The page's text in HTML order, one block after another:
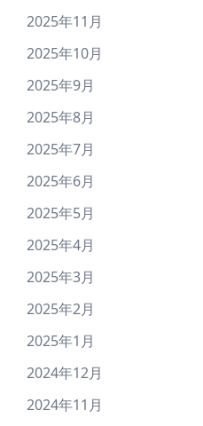
2025年11月
2025年10月
2025年9月
2025年8月
2025年7月
2025年6月
2025年5月
2025年4月
2025年3月
2025年2月
2025年1月
2024年12月
2024年11月